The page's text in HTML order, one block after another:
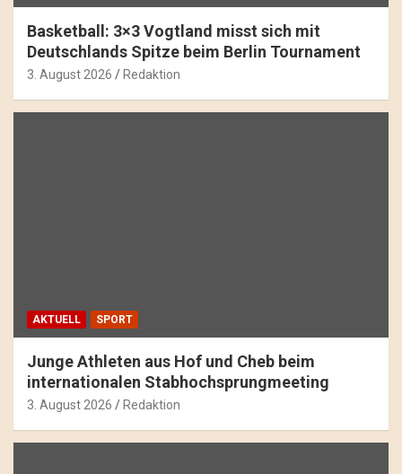
Basketball: 3×3 Vogtland misst sich mit
Deutschlands Spitze beim Berlin Tournament
3. August 2026 Redaktion
AKTUELL SPORT
Junge Athleten aus Hof und Cheb beim
internationalen Stabhochsprungmeeting
3. August 2026 Redaktion